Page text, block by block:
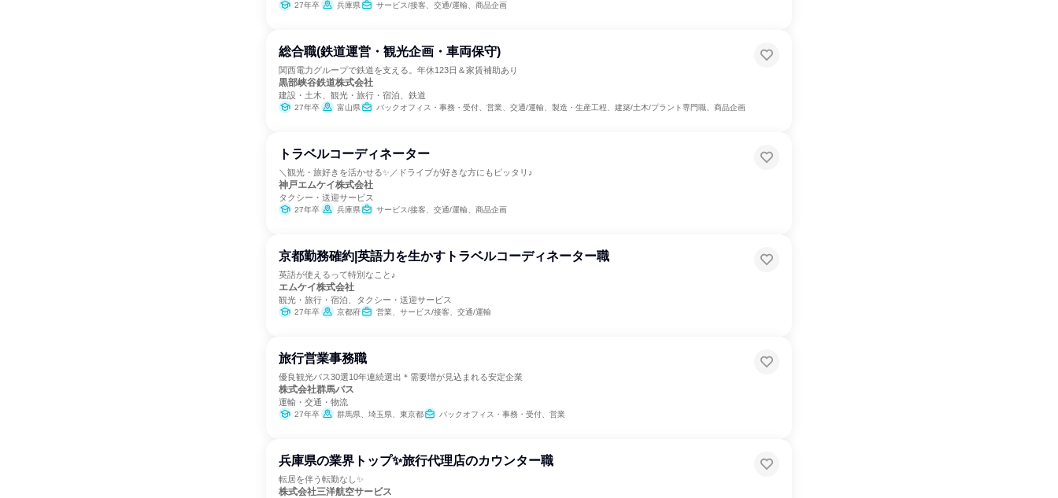
27年卒 兵庫県 サービス/接客、交通/運輸、商品企画
総合職(鉄道運営・観光企画・車両保守)
関西電力グループで鉄道を支える。年休123日＆家賃補助あり
黒部峡谷鉄道株式会社
建設・土木、観光・旅行・宿泊、鉄道
27年卒 富山県 バックオフィス・事務・受付、営業、交通/運輸、製造・生産工程、建築/土木/プラント専門職、商品企画
トラベルコーディネーター
＼観光・旅好きを活かせる✨／ドライブが好きな方にもピッタリ♪
神戸エムケイ株式会社
タクシー・送迎サービス
27年卒 兵庫県 サービス/接客、交通/運輸、商品企画
京都勤務確約|英語力を生かすトラベルコーディネーター職
英語が使えるって特別なこと♪
エムケイ株式会社
観光・旅行・宿泊、タクシー・送迎サービス
27年卒 京都府 営業、サービス/接客、交通/運輸
旅行営業事務職
優良観光バス30選10年連続選出＊需要増が見込まれる安定企業
株式会社群馬バス
運輸・交通・物流
27年卒 群馬県、埼玉県、東京都 バックオフィス・事務・受付、営業
兵庫県の業界トップ✨旅行代理店のカウンター職
転居を伴う転勤なし✨
株式会社三洋航空サービス